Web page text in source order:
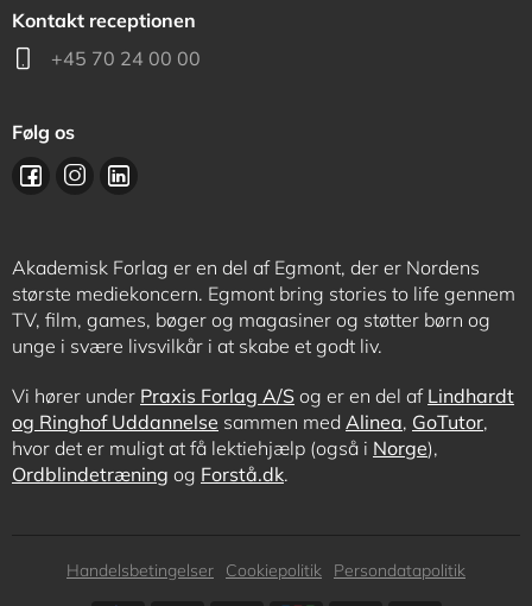
Kontakt receptionen
+45 70 24 00 00
Følg os
Akademisk Forlag er en del af Egmont, der er Nordens
største mediekoncern. Egmont bring stories to life gennem
TV, film, games, bøger og magasiner og støtter børn og
unge i svære livsvilkår i at skabe et godt liv.
Vi hører under Praxis Forlag A/S og er en del af Lindhardt
og Ringhof Uddannelse sammen med Alinea, GoTutor,
hvor det er muligt at få lektiehjælp (også i Norge),
Ordblindetræning og Forstå.dk.
Subfooter
Handelsbetingelser Cookiepolitik
Persondatapolitik